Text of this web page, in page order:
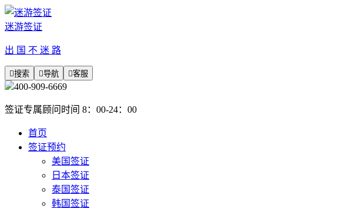
迷游签证
出 国 不 迷 路
搜索 导航 客服
400-909-6669
签证专属顾问时间 8：00-24：00
首页
签证预约
美国签证
日本签证
泰国签证
韩国签证